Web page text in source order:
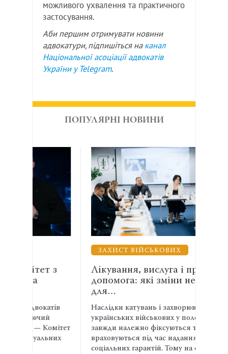
можливого ухвалення та практичного
застосування.
Аби першим отримувати новини
адвокатури, підпишіться на канал
Національної асоціації адвокатів
України у Telegram.
ПОПУЛЯРНІ НОВИНИ
ЗАХИСТ ВІЙСЬКОВИХ
Лікування, вислуга і правнича
допомога: які зміни необхідні
Наслідки катувань і захворювання
українських військових у полоні не
завжди належно фіксуються та
враховуються під час надання
соціальних гарантій. Тому на етапі